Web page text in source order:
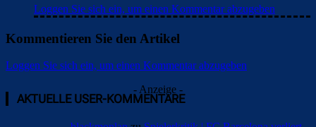
Loggen Sie sich ein, um einen Kommentar abzugeben
Kommentieren Sie den Artikel
Loggen Sie sich ein, um einen Kommentar abzugeben
- Anzeige -
AKTUELLE USER-KOMMENTARE